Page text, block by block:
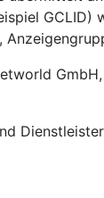
GCLID)